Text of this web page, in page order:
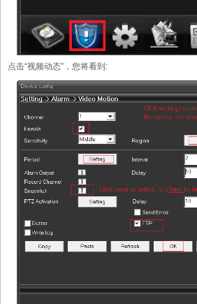
点击“视频动态”，您将看到: